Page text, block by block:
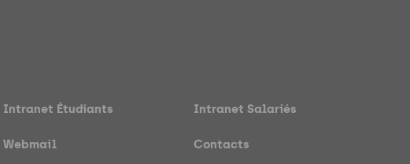
Intranet Étudiants Intranet Salariés
Webmail Contacts